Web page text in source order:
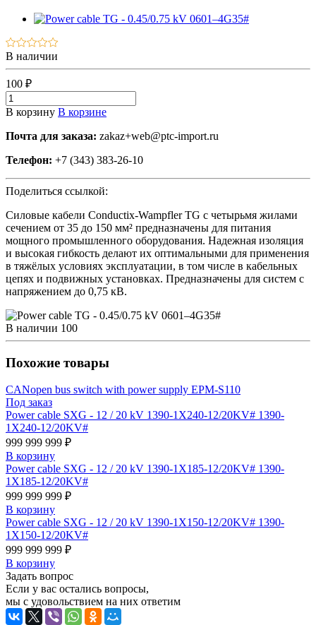
В наличии
100 ₽
В корзину В корзине
Почта для заказа: zakaz+web@ptc-import.ru
Телефон: +7 (343) 383-26-10
Поделиться ссылкой:
Силовые кабели Conductix-Wampfler TG с четырьмя жилами
сечением от 35 до 150 мм² предназначены для питания
мощного промышленного оборудования. Надежная изоляция
и высокая гибкость делают их оптимальными для применения
в тяжёлых условиях эксплуатации, в том числе в кабельных
цепях и подвижных установках. Предназначены для систем с
напряжением до 0,75 кВ.
В наличии 100
Похожие товары
CANopen bus switch with power supply EPM-S110
Под заказ
Power cable SXG - 12 / 20 kV 1390-1X240-12/20KV# 1390-
1X240-12/20KV#
999 999 999 ₽
В корзину
Power cable SXG - 12 / 20 kV 1390-1X185-12/20KV# 1390-
1X185-12/20KV#
999 999 999 ₽
В корзину
Power cable SXG - 12 / 20 kV 1390-1X150-12/20KV# 1390-
1X150-12/20KV#
999 999 999 ₽
В корзину
Задать вопрос
Если у вас остались вопросы,
мы с удовольствием на них ответим